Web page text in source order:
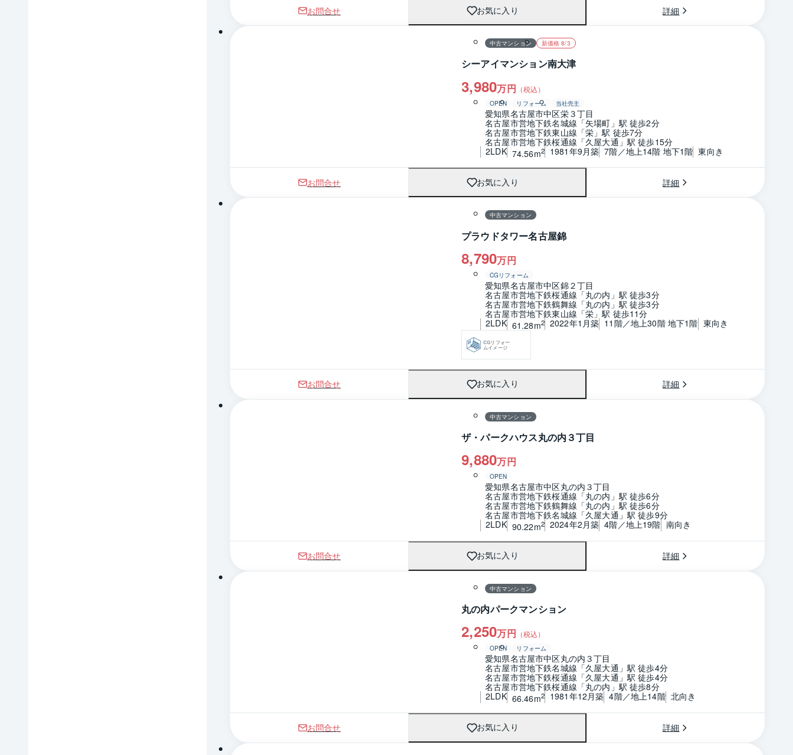
お問合せ お気に入り 詳細
中古マンション 新価格 8/3
シーアイマンション南大津
3,980万円 （税込）
OPEN リフォーム 当社売主
愛知県名古屋市中区栄３丁目
名古屋市営地下鉄名城線「矢場町」駅 徒歩2分
名古屋市営地下鉄東山線「栄」駅 徒歩7分
名古屋市営地下鉄桜通線「久屋大通」駅 徒歩15分
2LDK 74.56m2 1981年9月築 7階／地上14階 地下1階 東向き
お問合せ お気に入り 詳細
中古マンション
プラウドタワー名古屋錦
8,790万円
CGリフォーム
愛知県名古屋市中区錦２丁目
名古屋市営地下鉄桜通線「丸の内」駅 徒歩3分
名古屋市営地下鉄鶴舞線「丸の内」駅 徒歩3分
名古屋市営地下鉄東山線「栄」駅 徒歩11分
2LDK 61.28m2 2022年1月築 11階／地上30階 地下1階 東向き
CGリフォー
ムイメージ
お問合せ お気に入り 詳細
中古マンション
ザ・パークハウス丸の内３丁目
9,880万円
OPEN
愛知県名古屋市中区丸の内３丁目
名古屋市営地下鉄桜通線「丸の内」駅 徒歩6分
名古屋市営地下鉄鶴舞線「丸の内」駅 徒歩6分
名古屋市営地下鉄名城線「久屋大通」駅 徒歩9分
2LDK 90.22m2 2024年2月築 4階／地上19階 南向き
お問合せ お気に入り 詳細
中古マンション
丸の内パークマンション
2,250万円 （税込）
OPEN リフォーム
愛知県名古屋市中区丸の内３丁目
名古屋市営地下鉄名城線「久屋大通」駅 徒歩4分
名古屋市営地下鉄桜通線「久屋大通」駅 徒歩4分
名古屋市営地下鉄桜通線「丸の内」駅 徒歩8分
2LDK 66.46m2 1981年12月築 4階／地上14階 北向き
お問合せ お気に入り 詳細